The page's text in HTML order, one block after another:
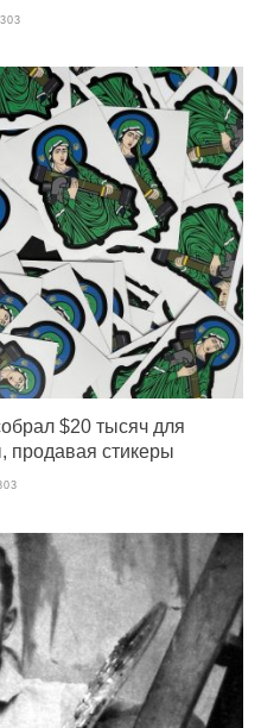
$20 тысяч для
продавая стикеры